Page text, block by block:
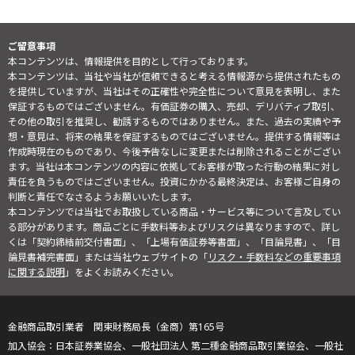
ご留意事項
本コンテンツは、情報提供を目的として行っております。
本コンテンツは、当社や当社が信頼できると考える情報源から提供されたもの
を提供していますが、当社はその正確性や完全性について意見を表明し、また
保証するものではございません。有価証券の購入、売却、デリバティブ取引、
その他の取引を推奨し、勧誘するものではありません。また、過去の実績や予
想・意見は、将来の結果を保証するものではございません。提供する情報等は
作成時現在のものであり、今後予告なしに変更または削除されることがござい
ます。当社は本コンテンツの内容に依拠してお客様が取った行動の結果に対し
責任を負うものではございません。投資にかかる最終決定は、お客様ご自身の
判断と責任でなさるようお願いいたします。
本コンテンツでは当社でお取扱している商品・サービス等について言及してい
る部分があります。商品ごとに手数料等およびリスクは異なりますので、詳し
くは「契約締結前交付書面」、「上場有価証券等書面」、「目論見書」、「目
論見書補完書面」または当社ウェブサイトの「リスク・手数料などの重要事項
に関する説明」をよくお読みください。
金融商品取引業者 関東財務局長（金商）第165号
日本証券業協会、一般社団法人 第二種金融商品取引業協会、一般社